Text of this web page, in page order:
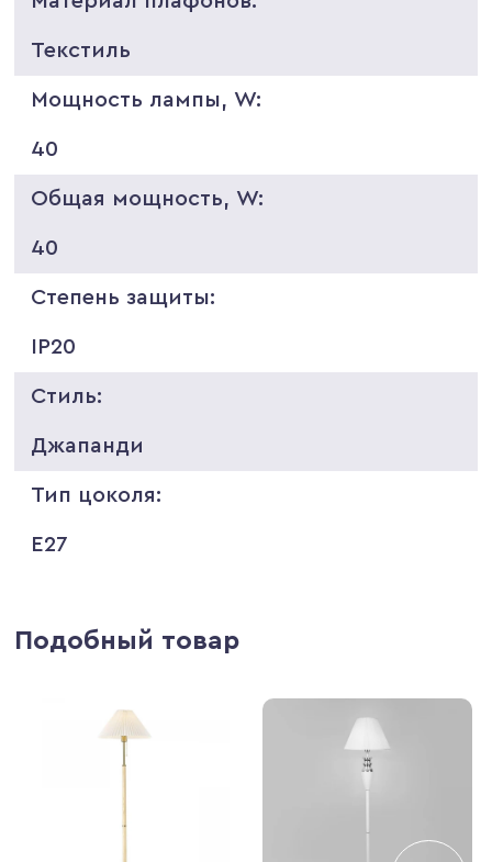
Текстиль
Мощность лампы, W:
40
Общая мощность, W:
40
Степень защиты:
IP20
Стиль:
Джапанди
Тип цоколя:
E27
Подобный товар